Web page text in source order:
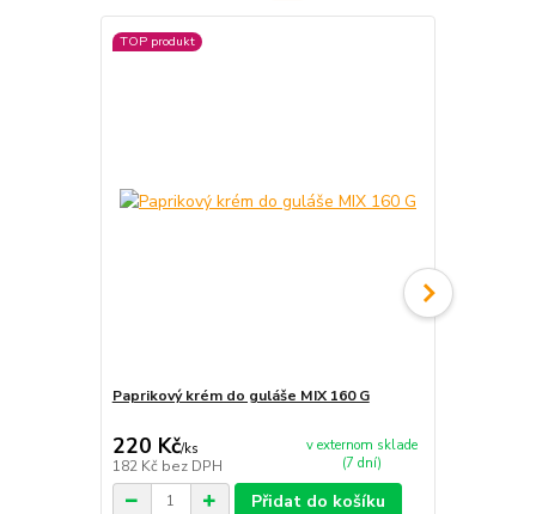
TOP produkt
Paprikový krém do guláše MIX 160 G
220 Kč/ks
182 Kč bez DPH
v externom sklade
(7 dní)
Přidat do košíku